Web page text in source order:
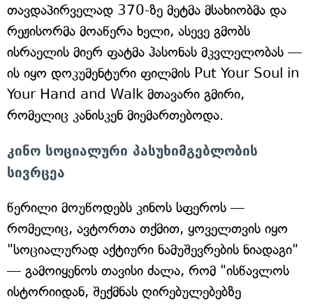
თავდაპირველად 370-ზე მეტმა მსახიობმა და
რეჟისორმა მოაწერა ხელი, ასევე გმობს
ისრაელის მიერ ფატმა ჰასონას მკვლელობას —
ის იყო დოკუმენტური ფილმის Put Your Soul in
Your Hand and Walk მთავარი გმირი,
რომელიც კანისკენ მიემართებოდა.
კინო სოციალური პასუხიმგებლობის
სივრცეა
წერილი მოუწოდებს კინოს სფეროს —
რომელიც, ავტორთა თქმით, ყოველთვის იყო
"სოციალურად აქტიური ნამუშევრების ნიადაგი"
— გამოიყენოს თავისი ძალა, რომ "ისწავლოს
ისტორიიდან, შექმნას ღირებულებებზე